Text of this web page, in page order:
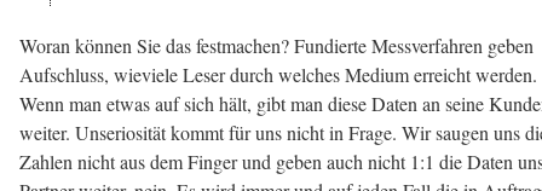
Woran können Sie das festmachen? Fundierte Messverfahren geben
Aufschluss, wieviele Leser durch welches Medium erreicht werden.
Wenn man etwas auf sich hält, gibt man diese Daten an seine
weiter. Unseriosität kommt für uns nicht in Frage. Wir saugen uns
Zahlen nicht aus dem Finger und geben auch nicht 1:1 die Daten